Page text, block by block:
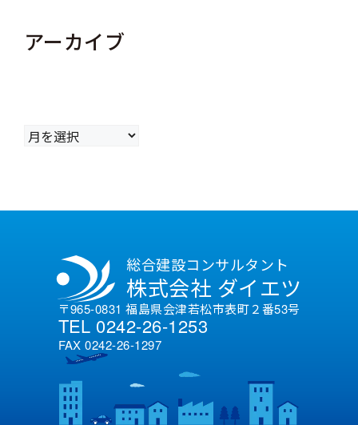
アーカイブ
ア
ー
総合建設コンサルタント
株式会社 ダイエツ
〒965-0831 福島県会津若松市表町２番53号
TEL 0242-26-1253
FAX 0242-26-1297